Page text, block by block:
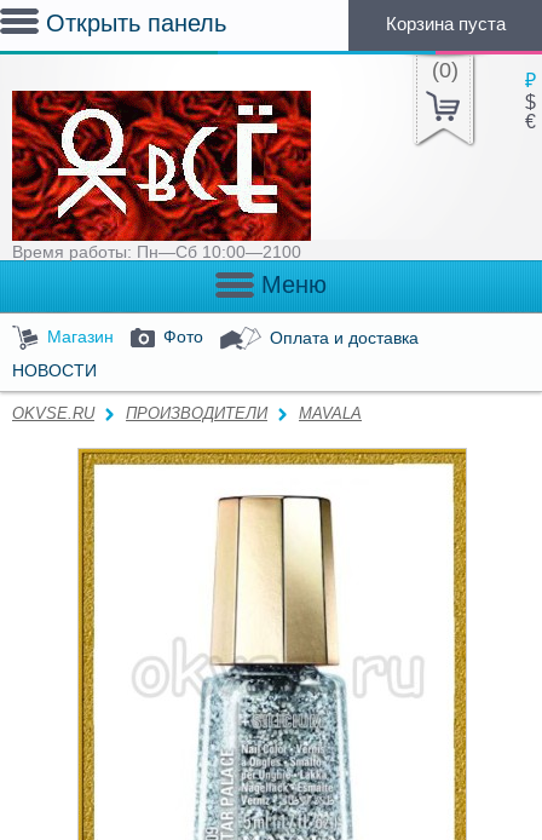
Открыть панель Корзина пуста
(0)
Время работы: Пн—Сб 10:00—2100
₽
$
€
Меню
Магазин Фото
Оплата и доставка
НОВОСТИ
OKVSE.RU ПРОИЗВОДИТЕЛИ MAVALA